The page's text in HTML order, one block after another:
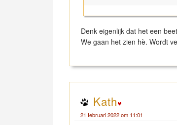
Denk eigenlijk dat het een
We gaan het zien hè. Wordt
Kath
21 februari 2022 om 11:01